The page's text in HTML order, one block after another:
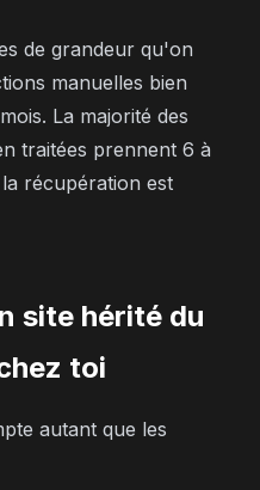
de grandeur qu'on
manuelles bien
La majorité des
traitées prennent 6 à
récupération est
site hérité du
toi
autant que les